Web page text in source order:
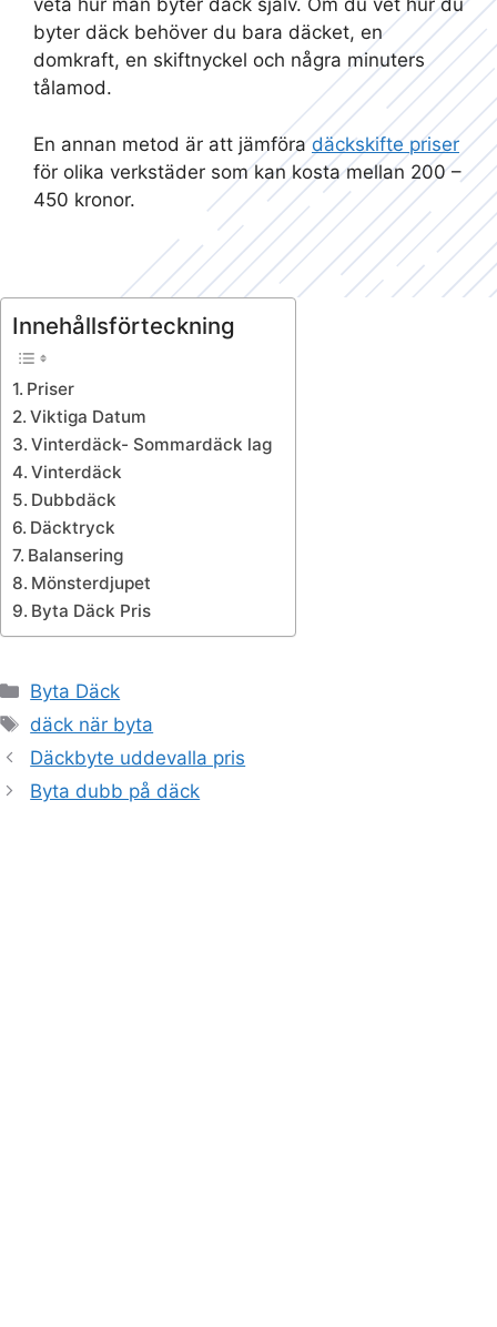
veta hur man byter däck själv. Om du vet hur du
byter däck behöver du bara däcket, en
domkraft, en skiftnyckel och några minuters
tålamod.
En annan metod är att jämföradäckskifte priser
för olika verkstäder som kan kosta mellan 200 –
450 kronor.
Innehållsförteckning
Priser
Viktiga Datum
Vinterdäck- Sommardäck lag
Vinterdäck
Dubbdäck
Däcktryck
Balansering
Mönsterdjupet
Byta Däck Pris
Kategorier
Byta Däck
Etiketter
däck när byta
Däckbyte uddevalla pris
Byta dubb på däck